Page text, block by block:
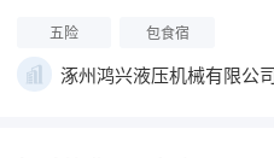
五险 包食宿
涿州鸿兴液压机械有限公司